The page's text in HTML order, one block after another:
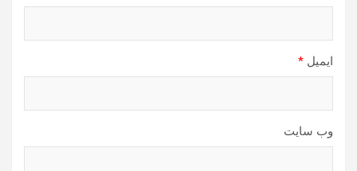
ایمیل *
وب‌ سایت